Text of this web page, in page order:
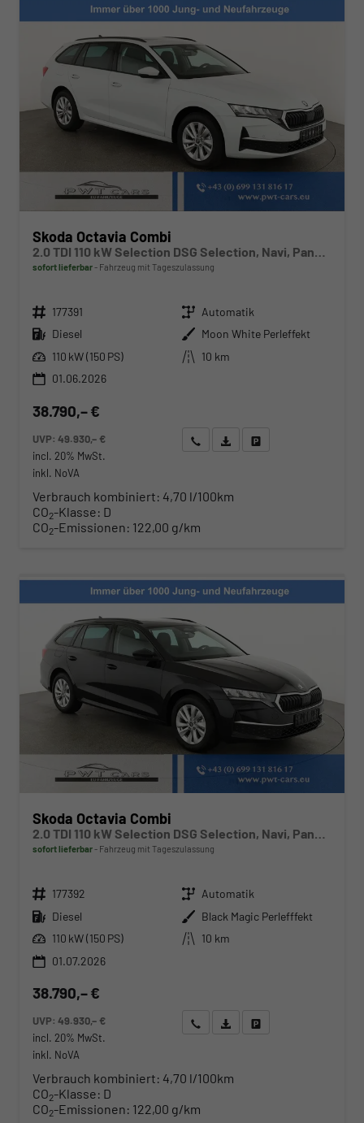
Skoda Octavia Combi
2.0 TDI 110 kW Selection DSG Selection, Navi, Pano, AHK, Teilleder, 5-J Garantie
sofort lieferbar Fahrzeug mit Tageszulassung
Fahrzeugnr. 177391 Getriebe Automatik
Kraftstoff Diesel Außenfarbe Moon White Perleffekt
Leistung 110 kW (150 PS) Kilometerstand
10 km
01.06.2026
38.790,– €
UVP:49.930,– €
incl. 20% MwSt.
inkl. NoVA
Wir rufen Sie anAngebot drucken (PDF)
Verbrauch kombiniert: 4,70 l/100km
CO2-Klasse: D
CO2-Emissionen: 122,00 g/km
Skoda Octavia Combi
2.0 TDI 110 kW Selection DSG Selection, Navi, Pano, AHK, Teilleder, 5-J Garantie
sofort lieferbar Fahrzeug mit Tageszulassung
Fahrzeugnr. 177392 Getriebe Automatik
Kraftstoff Diesel Außenfarbe Black Magic Perlefffekt
Leistung 110 kW (150 PS) Kilometerstand
10 km
01.07.2026
38.790,– €
UVP:49.930,– €
incl. 20% MwSt.
inkl. NoVA
Wir rufen Sie anAngebot drucken (PDF)
Verbrauch kombiniert: 4,70 l/100km
CO2-Klasse: D
CO2-Emissionen: 122,00 g/km